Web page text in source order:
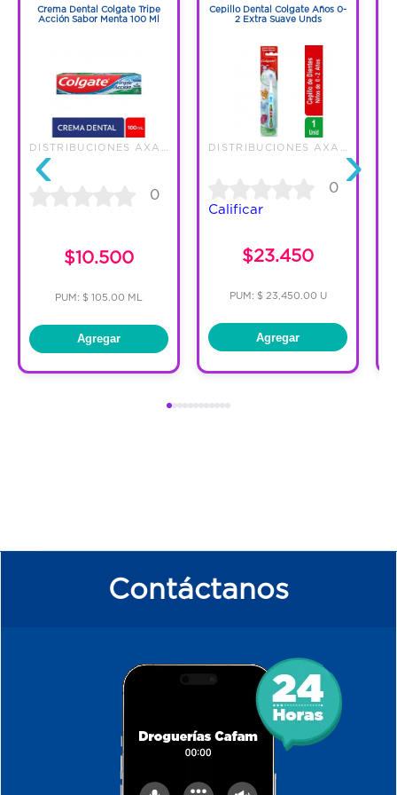
brinda movilidad a la hora del cepillado.
‹
Crema Dental Colgate Tripe
Acción Sabor Menta 100 Ml
0
$10.500
PUM: $ 105.00 ML
Agregar
Cepillo Dental Colgate Años 0-
2 Extra Suave Unds
0
Calificar
$23.450
PUM: $ 23,450.00 U
Agregar
›
Contáctanos